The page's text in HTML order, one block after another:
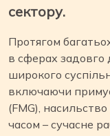
сектору.
Протягом
в сферах задовго
широкого
включаючи
(FMG), насильство
часом – сучасне